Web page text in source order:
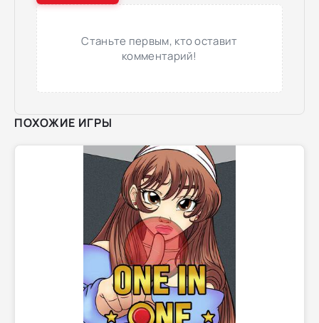
Станьте первым, кто оставит
комментарий!
ПОХОЖИЕ ИГРЫ